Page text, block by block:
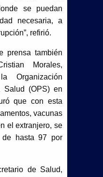
se puedan
necesaria, a
refirió.
prensa también
Morales,
Organización
Salud (OPS) en
que con esta
vacunas
el extranjero, se
de hasta 97 por
de Salud,